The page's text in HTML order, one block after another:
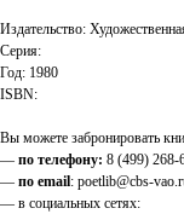
Издательство:
Серия:
Год: 1980
ISBN:
Вы можете забронировать
— по телефону: 8 (499) 268-
— по email: poetlib@cbs-
— в социальных сетях: